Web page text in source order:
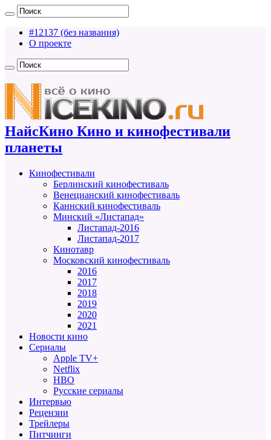
#12137 (без названия)
О проекте
НайсКино Кино и кинофестивали
планеты
Кинофестивали
Берлинский кинофестиваль
Венецианский кинофестиваль
Каннский кинофестиваль
Минский «Листапад»
Листапад-2016
Листапад-2017
Кинотавр
Московский кинофестиваль
2016
2017
2018
2019
2020
2021
Новости кино
Сериалы
Apple TV+
Netflix
HBO
Русские сериалы
Интервью
Рецензии
Трейлеры
Питчинги